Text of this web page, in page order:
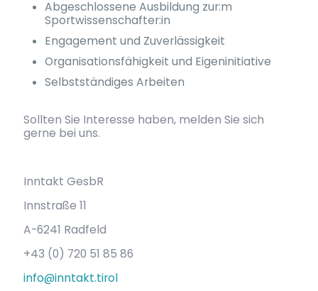
Abgeschlossene Ausbildung zur:m
Sportwissenschafter:in
Engagement und Zuverlässigkeit
Organisationsfähigkeit und Eigeninitiative
Selbstständiges Arbeiten
Sollten Sie Interesse haben, melden Sie sich
gerne bei uns.
Inntakt GesbR
Innstraße 11
A-6241 Radfeld
+43 (0) 720 51 85 86
info@inntakt.tirol